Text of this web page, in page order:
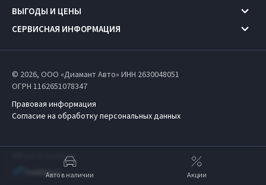
ВЫГОДЫ И ЦЕНЫ
СЕРВИСНАЯ ИНФОРМАЦИЯ
© 2026, ООО «Диамант Авто» ИНН 2630048051
ОГРН 1162651078347
Правовая информация
Согласие на обработку персональных данных
Работает на технологиях
Авто в наличии Акции